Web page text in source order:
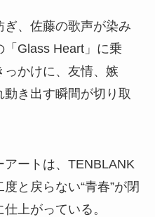
ぎ、佐藤の歌声が染み
Glass Heart」に乗
かけに、友情、嫉
き出す瞬間が切り取
ートは、TENBLANK
と戻らない“青春”が閉
上がっている。